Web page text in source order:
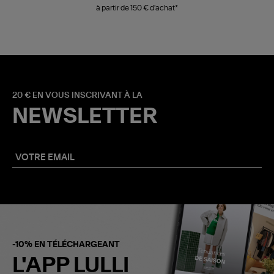
à partir de 150 € d'achat*
20 € EN VOUS INSCRIVANT À LA
NEWSLETTER
-10% EN TÉLÉCHARGEANT
L'APP LULLI